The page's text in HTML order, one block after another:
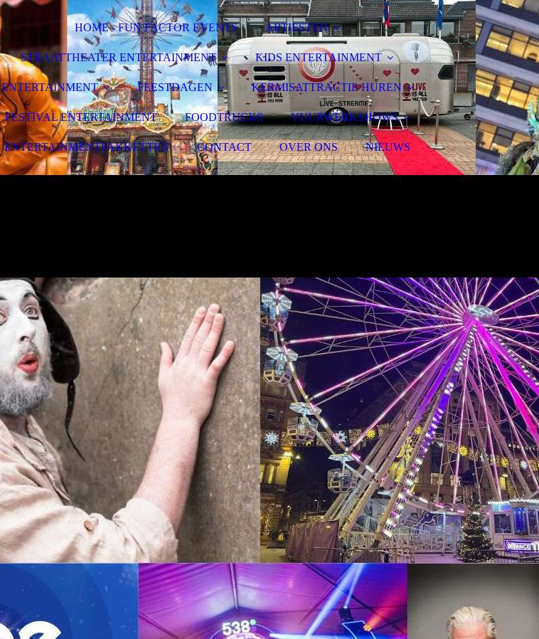
HOME - FUN FACTOR EVENTS ARTIESTEN
STRAATTHEATER ENTERTAINMENT KIDS ENTERTAINMENT
ENTERTAINMENT FEESTDAGEN KERMISATTRACTIE HUREN
FESTIVAL ENTERTAINMENT FOODTRUCKS VUURWERKSHOWS
ENTERTAINMENTPAKKETTEN CONTACT OVER ONS NIEUWS